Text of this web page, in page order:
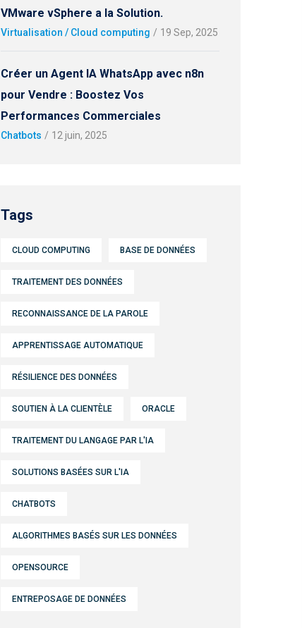
VMware vSphere a la Solution.
Virtualisation / Cloud computing / 19 Sep, 2025
Créer un Agent IA WhatsApp avec n8n
pour Vendre : Boostez Vos
Performances Commerciales
Chatbots / 12 juin, 2025
Tags
CLOUD COMPUTING BASE DE DONNÉES
TRAITEMENT DES DONNÉES
RECONNAISSANCE DE LA PAROLE
APPRENTISSAGE AUTOMATIQUE
RÉSILIENCE DES DONNÉES
SOUTIEN À LA CLIENTÈLE ORACLE
TRAITEMENT DU LANGAGE PAR L'IA
SOLUTIONS BASÉES SUR L'IA
CHATBOTS
ALGORITHMES BASÉS SUR LES DONNÉES
OPENSOURCE
ENTREPOSAGE DE DONNÉES